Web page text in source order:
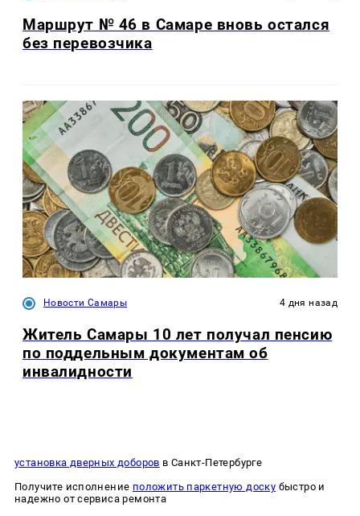
Маршрут № 46 в Самаре вновь остался
без перевозчика
Новости Самары 4 дня назад
Житель Самары 10 лет получал пенсию
по поддельным документам об
инвалидности
установка дверных доборов в Санкт-Петербурге
Получите исполнение положить паркетную доску быстро и
надежно от сервиса ремонта